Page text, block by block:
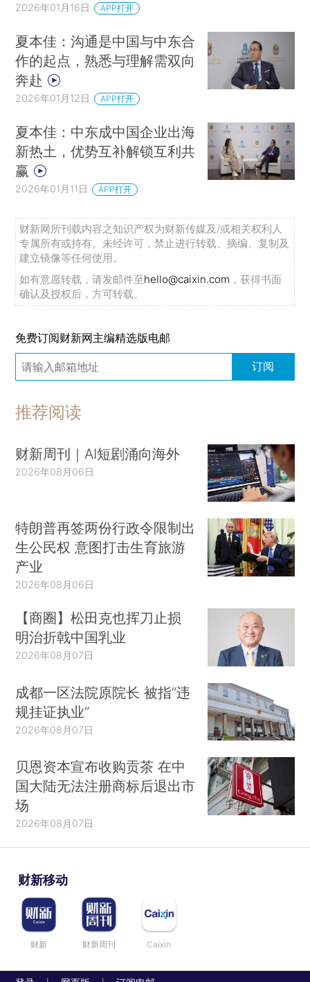
2026年01月16日 APP打开
夏本佳：沟通是中国与中东合
作的起点，熟悉与理解需双向
奔赴
2026年01月12日 APP打开
夏本佳：中东成中国企业出海
新热土，优势互补解锁互利共
赢
2026年01月11日 APP打开
财新网所刊载内容之知识产权为财新传媒及/或相关权利人
专属所有或持有。未经许可，禁止进行转载、摘编、复制及
建立镜像等任何使用。
如有意愿转载，请发邮件至hello@caixin.com ，获得书面
确认及授权后，方可转载。
免费订阅财新网主编精选版电邮
订阅
推荐阅读
财新周刊｜AI短剧涌向海外
2026年08月06日
特朗普再签两份行政令限制出
生公民权 意图打击生育旅游
产业
2026年08月06日
【商圈】松田克也挥刀止损
明治折戟中国乳业
2026年08月07日
成都一区法院原院长 被指“违
规挂证执业”
2026年08月07日
贝恩资本宣布收购贡茶 在中
国大陆无法注册商标后退出市
场
2026年08月07日
财新移动
财新 财新周刊 Caixin